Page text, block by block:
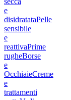
e
disidratataPelle
sensibile
e
reattivaPrime
rugheBorse
e
OcchiaieCreme
e
trattamenti